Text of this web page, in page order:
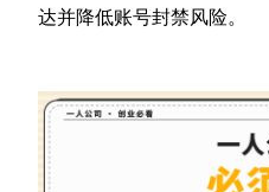
达并降低账号封禁风险。